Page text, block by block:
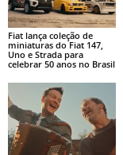
Fiat lança coleção de
miniaturas do Fiat 147,
Uno e Strada para
celebrar 50 anos no Brasil